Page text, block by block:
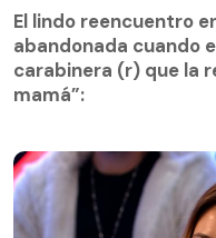
abandonada cuando
carabinera (r) que la
mamá”:
El lindo reencuentro
abandonada cuando
carabinera (r) que la
mamá”: